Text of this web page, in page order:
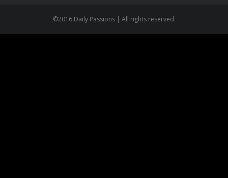
©2016 Daily Passions | All rights reserved.